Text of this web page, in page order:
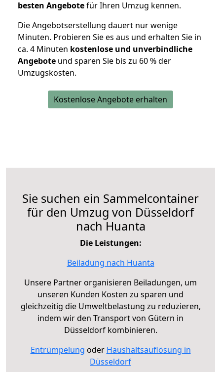
besten Angebotefür Ihren Umzug kennen.
Die Angebotserstellung dauert nur wenige
Minuten. Probieren Sie es aus und erhalten Sie in
ca. 4 Minuten kostenlose und unverbindliche
Angebote und sparen Sie bis zu 60 % der
Umzugskosten.
Kostenlose Angebote erhalten
Sie suchen ein Sammelcontainer
für den Umzug von Düsseldorf
nach Huanta
Die Leistungen:
Beiladung nach Huanta
Unsere Partner organisieren Beiladungen, um
unseren Kunden Kosten zu sparen und
gleichzeitig die Umweltbelastung zu reduzieren,
indem wir den Transport von Gütern in
Düsseldorf kombinieren.
Entrümpelung oder Haushaltsauflösung in
Düsseldorf